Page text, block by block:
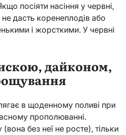
посіяти насіння у червні,
не дасть коренеплодів або
і жорсткими. У червні
дайконом,
в щоденному поливі при
прополюванні.
без неї не росте), тільки